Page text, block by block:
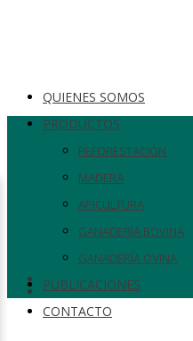
QUIENES SOMOS
PRODUCTOS
REFORESTACIÓN
MADERA
APICULTURA
GANADERÍA BOVINA
GANADERÍA OVINA
PUBLICACIONES
CONTACTO